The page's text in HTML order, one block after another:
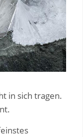
in sich tragen.